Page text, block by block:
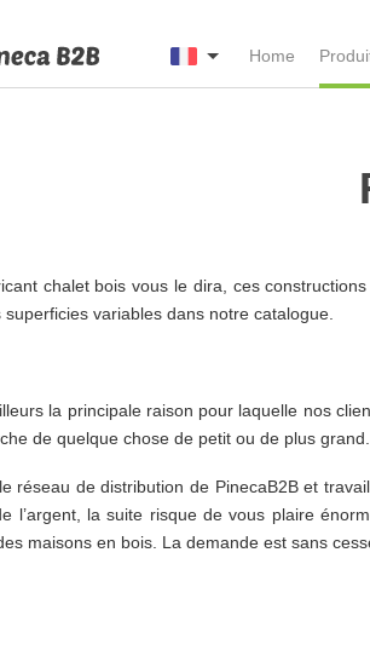
Home
chalet bois vous le dira, ces
superficies variables dans notre catalogue.
la principale raison pour laquelle nos
de quelque chose de petit ou de plus
réseau de distribution de PinecaB2B et
l’argent, la suite risque de vous plaire
maisons en bois. La demande est sans